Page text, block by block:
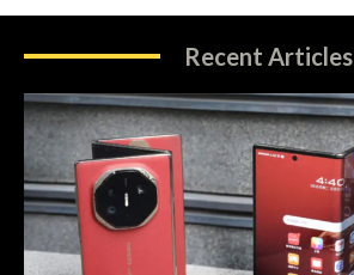
Recent Articles